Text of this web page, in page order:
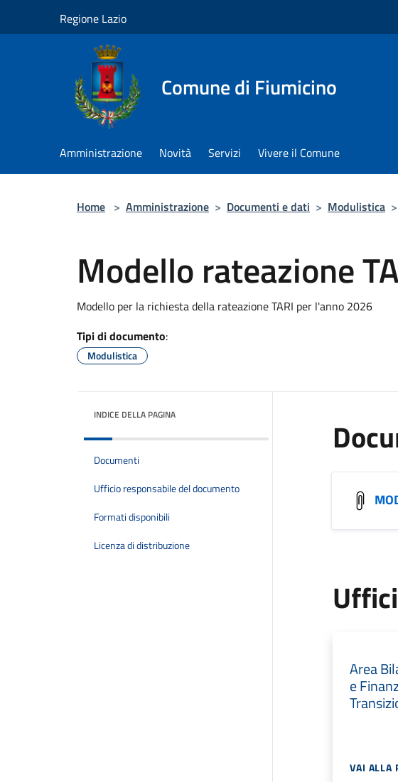
Regione Lazio
Comune di Fiumicino
Amministrazione Novità Servizi Vivere il Comune
Home > Amministrazione > Documenti e dati > Modulistica >
Modello rateazione
Modello per la richiesta della rateazione TARI per l'anno 2026
Tipi di documento:
Modulistica
INDICE DELLA PAGINA
Documenti
Ufficio responsabile del documento
Formati disponibili
Licenza di distribuzione
Area
e
VAI ALLA